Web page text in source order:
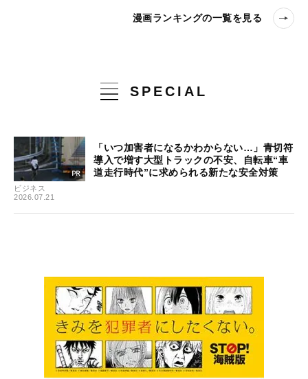
漫画ランキングの一覧を見る
SPECIAL
ビジネス
2026.07.21
「いつ加害者になるかわからない…」青切符
導入で増す大型トラックの不安、自転車“車
道走行時代”に求められる新たな安全対策